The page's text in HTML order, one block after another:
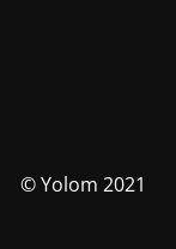
© Yolom 2021